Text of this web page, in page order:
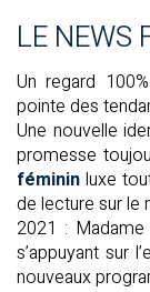
LE NEWS
Un regard
pointe des
Une nouvelle
promesse
féminin luxe
de lecture sur le
2021 :
s’appuyant sur
nouveaux